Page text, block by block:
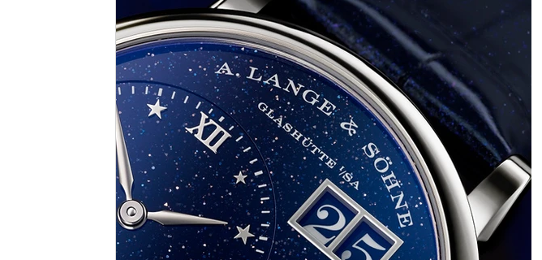
MEET THE VIP WATCH PEOPLE HOT TAG AUCTIONS
戲語名錶 101 Famous Watch in Movies SIHH2019 BASELWORLD 2019
SIHH2017 BASELWORLD2017 BASELWORLD 2016 SIHH2016
JEWELRY Gadget News Watches & Wonders 2020 HOT TOPIC